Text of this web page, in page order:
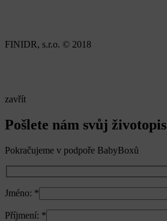
FINIDR, s.r.o. © 2018
zavřít
Pošlete nám svůj životopis
Pokračujeme v podpoře BabyBoxů
Jméno: *
Příjmení: *